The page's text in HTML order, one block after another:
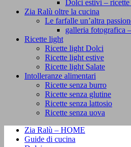
Dolci estivi – ricette
Zia Ralù oltre la cucina
Le farfalle un’altra
galleria fotografica
Ricette light
Ricette light Dolci
Ricette light estive
Ricette light Salate
Intolleranze alimentari
Ricette senza burro
Ricette senza glutine
Ricette senza lattosio
Ricette senza uova
Zia Ralù – HOME
Guide di cucina